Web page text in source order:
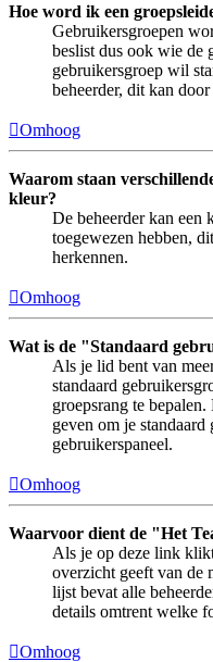
Hoe word ik een
Gebruikersgroepen
beslist dus ook wie de
gebruikersgroep wil
beheerder, dit kan
Omhoog
Waarom staan
kleur?
De beheerder kan een
toegewezen hebben,
herkennen.
Omhoog
Wat is de "Standaard
Als je lid bent van
standaard
groepsrang te
geven om je
gebruikerspaneel.
Omhoog
Waarvoor dient de "Het
Als je op deze link
overzicht geeft van de
lijst bevat alle
details omtrent welke
Omhoog